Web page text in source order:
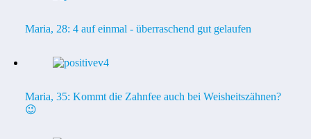
Maria, 28: 4 auf einmal - überraschend gut gelaufen
Maria, 35: Kommt die Zahnfee auch bei Weisheitszähnen?
😉